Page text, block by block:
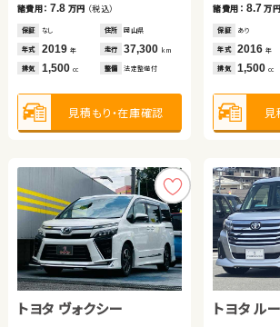
諸費用：7.8 万円 （税込）
保証 なし 住所 岡山県
年式 2019 年 走行 37,300 km
排気 1,500 cc 整備 法定整備付
見積もり・在庫確認
諸費用： 8.7万円
保証 あり
年式 2016年
排気 1,500cc
見
トヨタ ヴォクシー トヨタ ル
年式 2019年 走行
排気 660 整備 法定整備付
見積もり・在庫確認
年式 2020年
排気 660
見
ダイハツ タント
144.7（税込）
万円
スズキ ア
26.5
年式 2019年 走行
排気 1,200 整備 法定整備付
見積もり・在庫確認
年式 2023年
排気 1,400
見
ホンダ Ｎ ＢＯＸ
41.6（税込）
万円
トヨタ プ